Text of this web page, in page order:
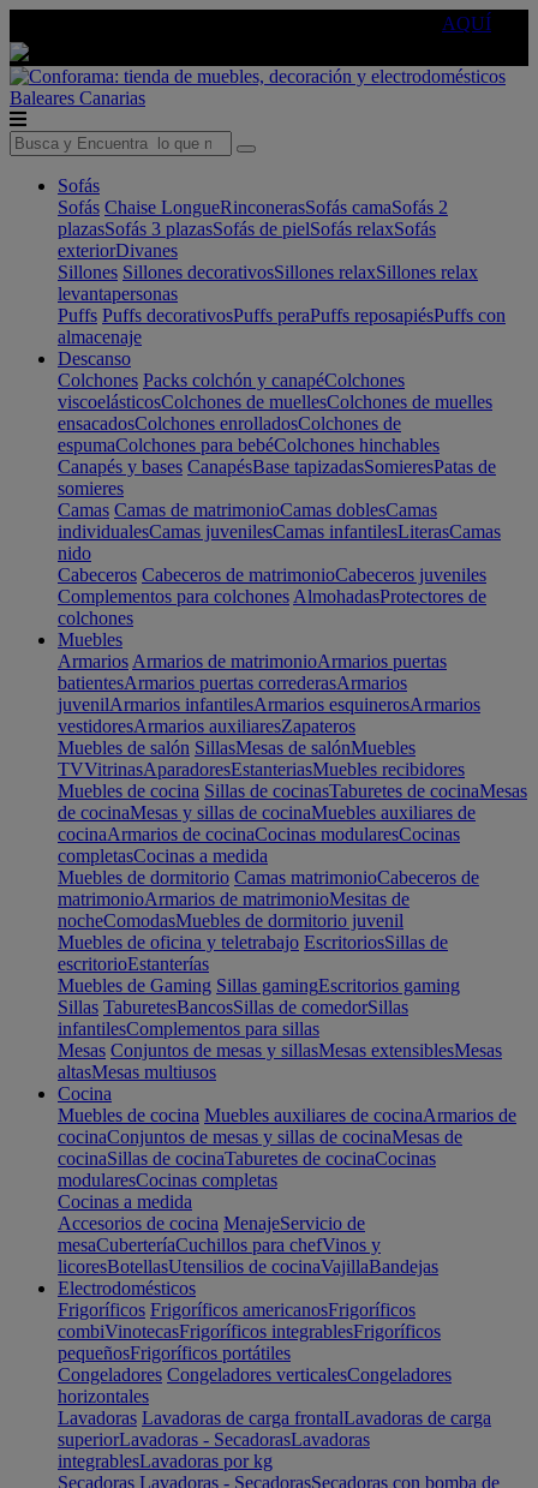
AQUÍ
Baleares Canarias
Sofás
Sofás Chaise LongueRinconerasSofás camaSofás 2
plazasSofás 3 plazasSofás de pielSofás relaxSofás
exteriorDivanes
Sillones Sillones decorativosSillones relaxSillones relax
levantapersonas
Puffs Puffs decorativosPuffs peraPuffs reposapiésPuffs con
almacenaje
Descanso
Colchones Packs colchón y canapéColchones
viscoelásticosColchones de muellesColchones de muelles
ensacadosColchones enrolladosColchones de
espumaColchones para bebéColchones hinchables
Canapés y bases CanapésBase tapizadasSomieresPatas de
somieres
Camas Camas de matrimonioCamas doblesCamas
individualesCamas juvenilesCamas infantilesLiterasCamas
nido
Cabeceros Cabeceros de matrimonioCabeceros juveniles
Complementos para colchones AlmohadasProtectores de
colchones
Muebles
Armarios Armarios de matrimonioArmarios puertas
batientesArmarios puertas correderasArmarios
juvenilArmarios infantilesArmarios esquinerosArmarios
vestidoresArmarios auxiliaresZapateros
Muebles de salón SillasMesas de salónMuebles
TVVitrinasAparadoresEstanteriasMuebles recibidores
Muebles de cocina Sillas de cocinasTaburetes de cocinaMesas
de cocinaMesas y sillas de cocinaMuebles auxiliares de
cocinaArmarios de cocinaCocinas modularesCocinas
completasCocinas a medida
Muebles de dormitorio Camas matrimonioCabeceros de
matrimonioArmarios de matrimonioMesitas de
nocheComodasMuebles de dormitorio juvenil
Muebles de oficina y teletrabajo EscritoriosSillas de
escritorioEstanterías
Muebles de Gaming Sillas gamingEscritorios gaming
Sillas TaburetesBancosSillas de comedorSillas
infantilesComplementos para sillas
Mesas Conjuntos de mesas y sillasMesas extensiblesMesas
altasMesas multiusos
Cocina
Muebles de cocina Muebles auxiliares de cocinaArmarios de
cocinaConjuntos de mesas y sillas de cocinaMesas de
cocinaSillas de cocinaTaburetes de cocinaCocinas
modularesCocinas completas
Cocinas a medida
Accesorios de cocina MenajeServicio de
mesaCuberteríaCuchillos para chefVinos y
licoresBotellasUtensilios de cocinaVajillaBandejas
Electrodomésticos
Frigoríficos Frigoríficos americanosFrigoríficos
combiVinotecasFrigoríficos integrablesFrigoríficos
pequeñosFrigoríficos portátiles
Congeladores Congeladores verticalesCongeladores
horizontales
Lavadoras Lavadoras de carga frontalLavadoras de carga
superiorLavadoras - SecadorasLavadoras
integrablesLavadoras por kg
Secadoras Lavadoras - SecadorasSecadoras con bomba de